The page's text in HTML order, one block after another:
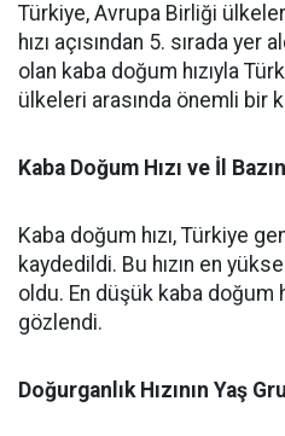
Türkiye, Avrupa Birliği
hızı açısından 5. sırada yer
olan kaba doğum hızıyla
ülkeleri arasında önemli bir
Kaba Doğum Hızı ve İl
Kaba doğum hızı, Türkiye
kaydedildi. Bu hızın en
oldu. En düşük kaba doğum
gözlendi.
Doğurganlık Hızının Yaş